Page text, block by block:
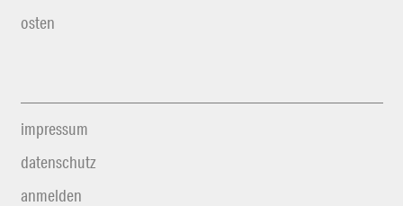
osten
impressum
datenschutz
anmelden